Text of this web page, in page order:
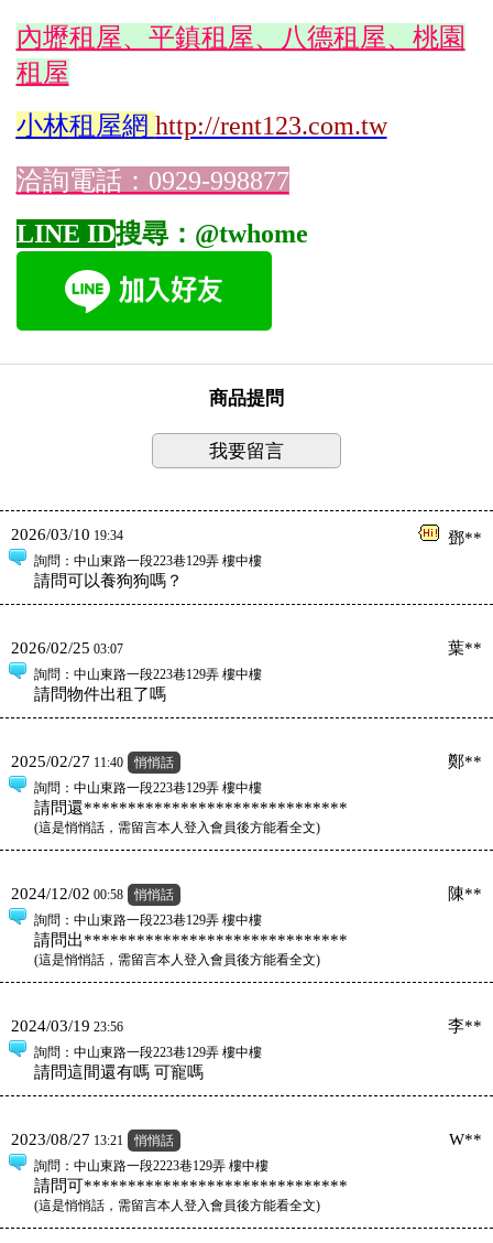
內壢租屋、平鎮租屋、八德租屋、桃園
租屋
小林租屋網 http://rent123.com.tw
洽詢電話：0929-998877
LINE ID搜尋：@twhome
商品提問
我要留言
2026/03/10 19:34 鄧**
詢問 ：中山東路一段223巷129弄 樓中樓
請問可以養狗狗嗎？
2026/02/25 03:07 葉**
詢問 ：中山東路一段223巷129弄 樓中樓
請問物件出租了嗎
2025/02/27 11:40 悄悄話 鄭**
詢問 ：中山東路一段223巷129弄 樓中樓
請問還******************************
(這是悄悄話，需留言本人登入會員後方能看全文)
2024/12/02 00:58 悄悄話 陳**
詢問 ：中山東路一段223巷129弄 樓中樓
請問出******************************
(這是悄悄話，需留言本人登入會員後方能看全文)
2024/03/19 23:56 李**
詢問 ：中山東路一段223巷129弄 樓中樓
請問這間還有嗎 可寵嗎
2023/08/27 13:21 悄悄話 W**
詢問 ：中山東路一段2223巷129弄 樓中樓
請問可******************************
(這是悄悄話，需留言本人登入會員後方能看全文)